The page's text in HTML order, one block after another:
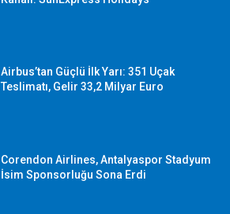
Airbus’tan Güçlü İlk Yarı: 351 Uçak
Teslimatı, Gelir 33,2 Milyar Euro
Corendon Airlines, Antalyaspor Stadyum
İsim Sponsorluğu Sona Erdi